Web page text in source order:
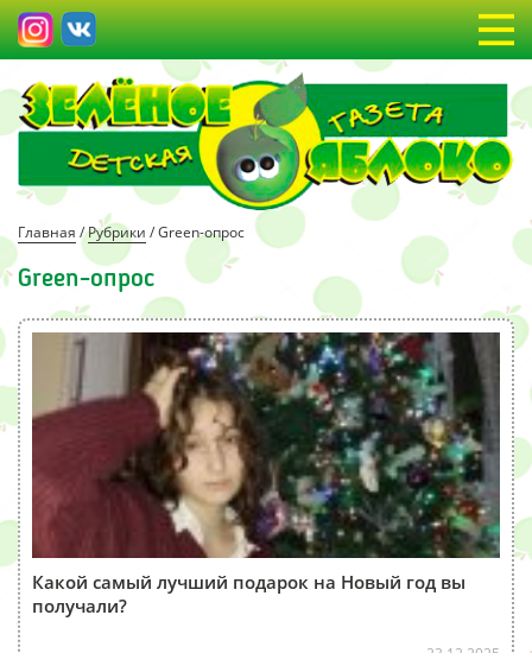
Главная /Рубрики /Green-опрос
Green-опрос
Какой самый лучший подарок на Новый год вы
получали?